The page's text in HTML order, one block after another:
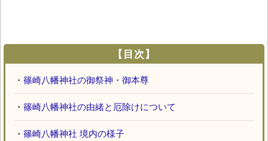
【目次】
・ 篠崎八幡神社の御祭神・御本尊
・ 篠崎八幡神社の由緒と厄除けについて
・ 篠崎八幡神社 境内の様子